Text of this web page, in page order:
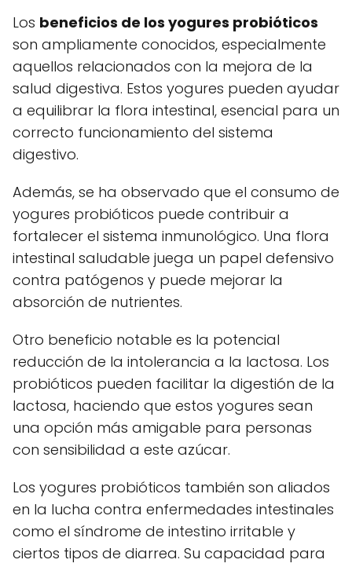
Los beneficios de los yogures probióticos
son ampliamente conocidos, especialmente
aquellos relacionados con la mejora de la
salud digestiva. Estos yogures pueden ayudar
a equilibrar la flora intestinal, esencial para un
correcto funcionamiento del sistema
digestivo.
Además, se ha observado que el consumo de
yogures probióticos puede contribuir a
fortalecer el sistema inmunológico. Una flora
intestinal saludable juega un papel defensivo
contra patógenos y puede mejorar la
absorción de nutrientes.
Otro beneficio notable es la potencial
reducción de la intolerancia a la lactosa. Los
probióticos pueden facilitar la digestión de la
lactosa, haciendo que estos yogures sean
una opción más amigable para personas
con sensibilidad a este azúcar.
Los yogures probióticos también son aliados
en la lucha contra enfermedades intestinales
como el síndrome de intestino irritable y
ciertos tipos de diarrea. Su capacidad para